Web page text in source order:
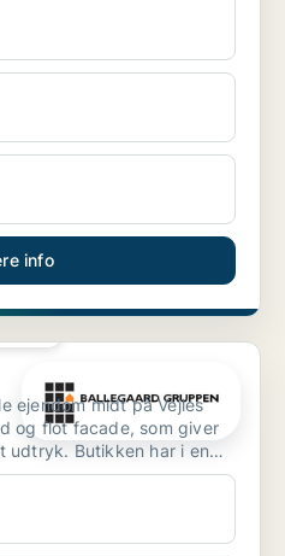
info
ejendom midt på Vejles
og flot facade, som giver
udtryk. Butikken har i en